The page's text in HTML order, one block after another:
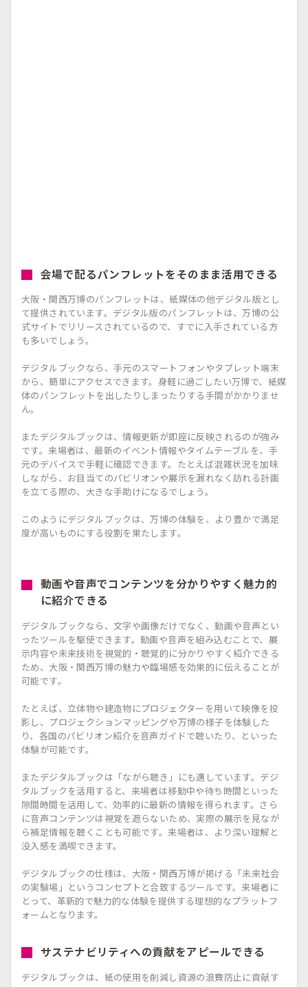
会場で配るパンフレットをそのまま活用できる
大阪・関西万博のパンフレットは、紙媒体の他デジタル版とし
て提供されています。デジタル版のパンフレットは、万博の公
式サイトでリリースされているので、すでに入手されている方
も多いでしょう。
デジタルブックなら、手元のスマートフォンやタブレット端末
から、簡単にアクセスできます。身軽に過ごしたい万博で、紙媒
体のパンフレットを出したりしまったりする手間がかかりませ
ん。
またデジタルブックは、情報更新が即座に反映されるのが強み
です。来場者は、最新のイベント情報やタイムテーブルを、手
元のデバイスで手軽に確認できます。たとえば混雑状況を加味
しながら、お目当てのパビリオンや展示を漏れなく訪れる計画
を立てる際の、大きな手助けになるでしょう。
このようにデジタルブックは、万博の体験を、より豊かで満足
度が高いものにする役割を果たします。
動画や音声でコンテンツを分かりやすく魅力的
に紹介できる
デジタルブックなら、文字や画像だけでなく、動画や音声とい
ったツールを駆使できます。動画や音声を組み込むことで、展
示内容や未来技術を視覚的・聴覚的に分かりやすく紹介できる
ため、大阪・関西万博の魅力や臨場感を効果的に伝えることが
可能です。
たとえば、立体物や建造物にプロジェクターを用いて映像を投
影し、プロジェクションマッピングや万博の様子を体験した
り、各国のパビリオン紹介を音声ガイドで聴いたり、といった
体験が可能です。
またデジタルブックは「ながら聴き」にも適しています。デジ
タルブックを活用すると、来場者は移動中や待ち時間といった
隙間時間を活用して、効率的に最新の情報を得られます。さら
に音声コンテンツは視覚を遮らないため、実際の展示を見なが
ら補足情報を聴くことも可能です。来場者は、より深い理解と
没入感を満喫できます。
デジタルブックの仕様は、大阪・関西万博が掲げる「未来社会
の実験場」というコンセプトと合致するツールです。来場者に
とって、革新的で魅力的な体験を提供する理想的なプラットフ
ォームとなります。
サステナビリティへの貢献をアピールできる
デジタルブックは、紙の使用を削減し資源の浪費防止に貢献す